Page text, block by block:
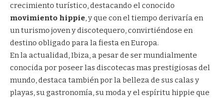
crecimiento turístico, destacando el conocido
movimiento hippie , y que con el tiempo derivaría en
un turismo joven y discotequero, convirtiéndose en
destino obligado para la fiesta en Europa.
En la actualidad, Ibiza, a pesar de ser mundialmente
conocida por poseer las discotecas mas prestigiosas del
mundo, destaca también por la belleza de sus calas y
playas, su gastronomía, su moda y el espíritu hippie que